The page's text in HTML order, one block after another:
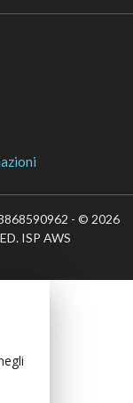
- © 2026
ISP AWS